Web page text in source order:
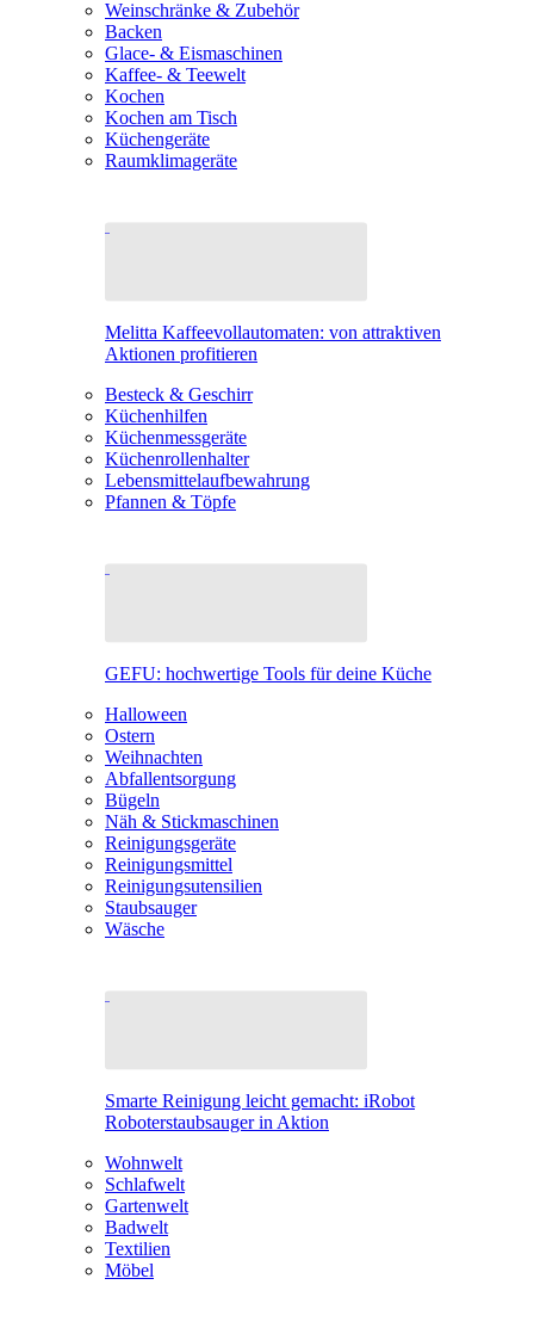
Weinschränke & Zubehör
Backen
Glace- & Eismaschinen
Kaffee- & Teewelt
Kochen
Kochen am Tisch
Küchengeräte
Raumklimageräte
Melitta Kaffeevollautomaten: von attraktiven
Aktionen profitieren
Besteck & Geschirr
Küchenhilfen
Küchenmessgeräte
Küchenrollenhalter
Lebensmittelaufbewahrung
Pfannen & Töpfe
GEFU: hochwertige Tools für deine Küche
Halloween
Ostern
Weihnachten
Abfallentsorgung
Bügeln
Näh & Stickmaschinen
Reinigungsgeräte
Reinigungsmittel
Reinigungsutensilien
Staubsauger
Wäsche
Smarte Reinigung leicht gemacht: iRobot
Roboterstaubsauger in Aktion
Wohnwelt
Schlafwelt
Gartenwelt
Badwelt
Textilien
Möbel